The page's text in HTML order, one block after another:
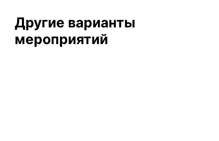
Другие варианты
мероприятий